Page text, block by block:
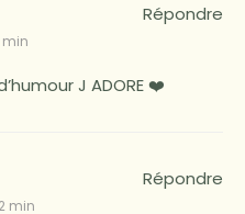
min
J ADORE ❤️
Répondre
min
Répondre